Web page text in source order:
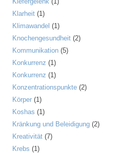
Klarheit (1)
Klimawandel (1)
Knochengesundheit (2)
Kommunikation (5)
Konkurrenz (1)
Konkurrenz (1)
Konzentrationspunkte (2)
Körper (1)
Koshas (1)
Kränkung und Beleidigung (2)
Kreativität (7)
Krebs (1)